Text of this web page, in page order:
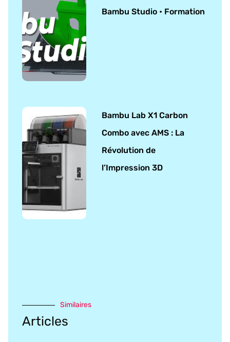
Bambu Studio • Formation
Bambu Lab X1 Carbon
Combo avec AMS : La
Révolution de
l’Impression 3D
Similaires
Articles